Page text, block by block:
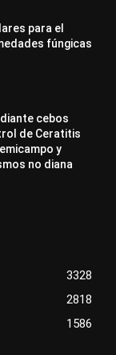
para el
fúngicas
cebos
de Ceratitis
y
no diana
3328
2818
1586